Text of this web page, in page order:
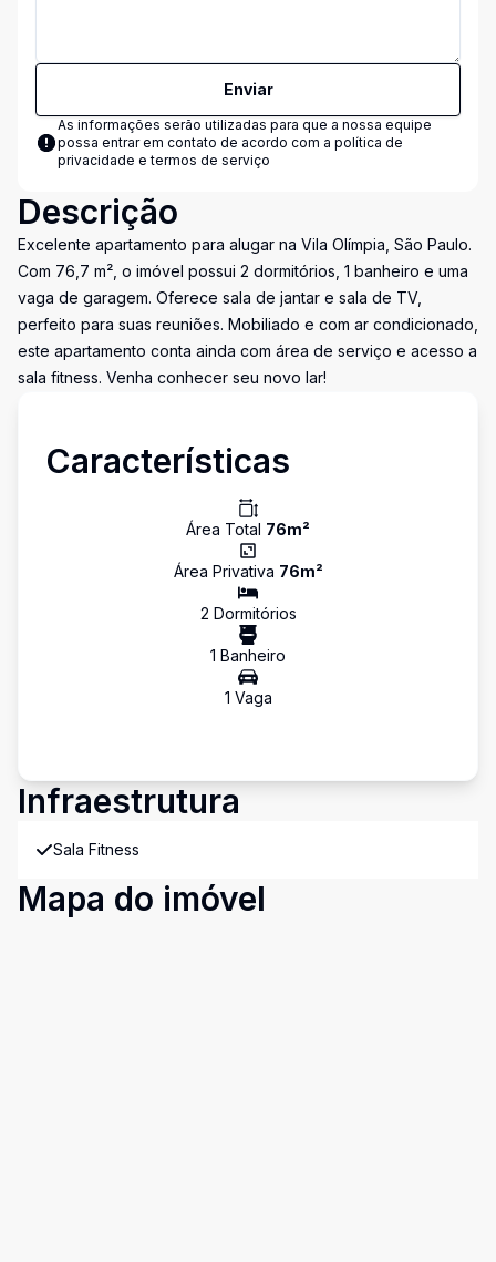
Enviar
As informações serão utilizadas para que a nossa equipe
possa entrar em contato de acordo com a política de
privacidade e termos de serviço
Descrição
Excelente apartamento para alugar na Vila Olímpia, São Paulo.
Com 76,7 m², o imóvel possui 2 dormitórios, 1 banheiro e uma
vaga de garagem. Oferece sala de jantar e sala de TV,
perfeito para suas reuniões. Mobiliado e com ar condicionado,
este apartamento conta ainda com área de serviço e acesso a
sala fitness. Venha conhecer seu novo lar!
Características
Área Total 76m²
Área Privativa 76m²
2 Dormitórios
1 Banheiro
1 Vaga
Infraestrutura
Sala Fitness
Mapa do imóvel